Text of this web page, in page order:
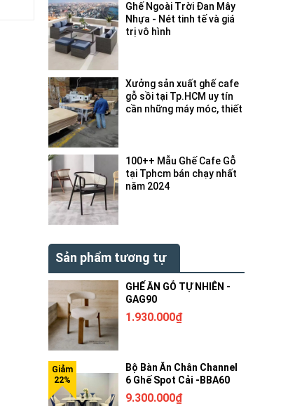
Ghế Ngoài Trời Đan Mây
Nhựa - Nét tinh tế và giá
trị vô hình
Xưởng sản xuất ghế cafe
gỗ sồi tại Tp.HCM uy tín
cần những máy móc, thiết
100++ Mẫu Ghế Cafe Gỗ
tại Tphcm bán chạy nhất
năm 2024
Sản phẩm tương tự
GHẾ ĂN GỖ TỰ NHIÊN -
GAG90
1.930.000₫
Bộ Bàn Ăn Chân Channel
6 Ghế Spot Cải -BBA60
9.300.000₫